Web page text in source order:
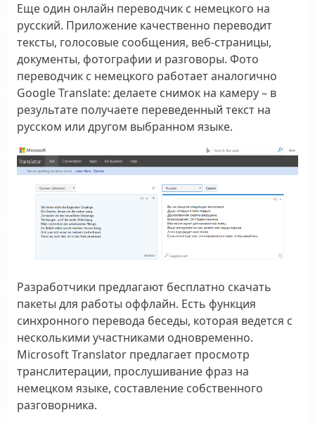
Еще один онлайн переводчик с немецкого на
русский. Приложение качественно переводит
тексты, голосовые сообщения, веб-страницы,
документы, фотографии и разговоры. Фото
переводчик с немецкого работает аналогично
Google Translate: делаете снимок на камеру – в
результате получаете переведенный текст на
русском или другом выбранном языке.
Разработчики предлагают бесплатно скачать
пакеты для работы оффлайн. Есть функция
синхронного перевода беседы, которая ведется с
несколькими участниками одновременно.
Microsoft Translator предлагает просмотр
транслитерации, прослушивание фраз на
немецком языке, составление собственного
разговорника.